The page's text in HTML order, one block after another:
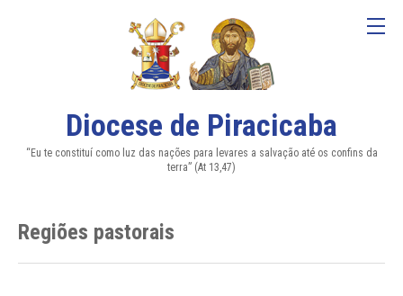
Diocese de Piracicaba
“Eu te constituí como luz das nações para levares a salvação até os confins da
terra” (At 13,47)
Regiões pastorais